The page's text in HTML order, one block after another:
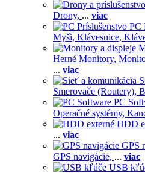
Drony, ... viac
PC
Myši, Klávesnice,
Herné Monitory,
... viac
Smerovače (Routery),
PC
Operačné systémy,
HDD
... viac
GPS
GPS navigácie, ... viac
USB